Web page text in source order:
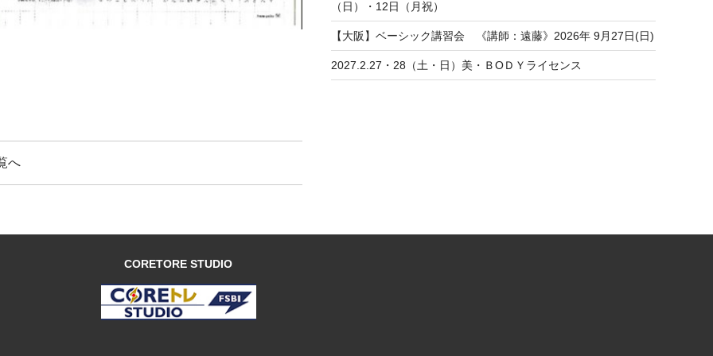
へ
（日）・12日（月祝）
【大阪】ベーシック講習会 《講師：遠藤》2026年 9月27日(日)
2027.2.27・28（土・日）美・ＢОＤＹライセンス
CORETORE STUDIO